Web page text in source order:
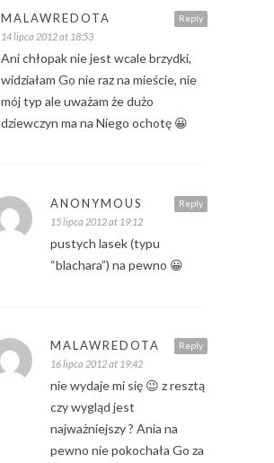
Reply
MALAWREDOTA
14 lipca 2012 at 18:53
Ani chłopak nie jest wcale brzydki,
widziałam Go nie raz na mieście, nie
mój typ ale uważam że dużo
dziewczyn ma na Niego ochotę 😀
Reply
ANONYMOUS
15 lipca 2012 at 19:12
pustych lasek (typu
“blachara”) na pewno 😀
Reply
MALAWREDOTA
16 lipca 2012 at 19:42
nie wydaje mi się 😉 z resztą
czy wygląd jest
najważniejszy ? Ania na
pewno nie pokochała Go za